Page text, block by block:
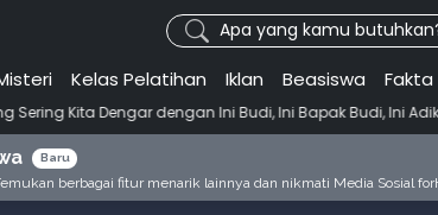
Apa yang kamu
Kelas Pelatihan Iklan Beasiswa Fakta
dengan Ini Budi, Ini Bapak Budi, Ini Adik Budi • Punya
Baru
berbagai fitur menarik lainnya dan nikmati Media Sosial